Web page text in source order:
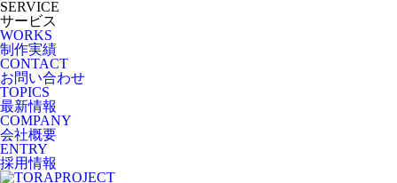
SERVICE
サービス
WORKS
制作実績
CONTACT
お問い合わせ
TOPICS
最新情報
COMPANY
会社概要
ENTRY
採用情報